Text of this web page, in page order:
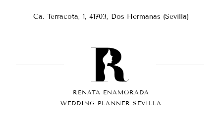
Ca. Terracota, 1, 41703, Dos Hermanas (Sevilla)
RENATA ENAMORADA
WEDDING PLANNER SEVILLA